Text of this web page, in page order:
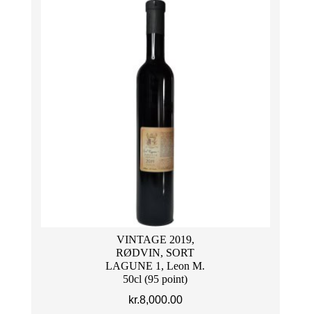
VINTAGE 2019,
RØDVIN, SORT
LAGUNE 1, Leon M.
50cl (95 point)
kr.8,000.00